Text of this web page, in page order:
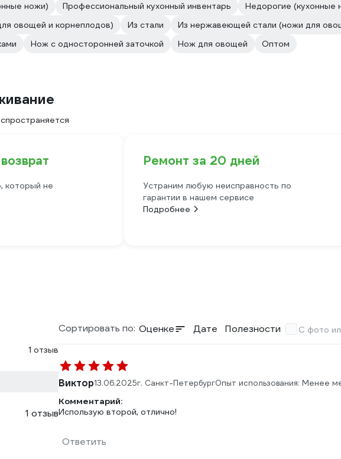
ножи)
Профессиональный кухонный инвентарь Недорогие (кухонные
овощей и корнеплодов) Из стали Из нержавеющей стали (ножи для
Нож с односторонней заточкой Нож для овощей Оптом
который не
Ремонт за 20 дней
Устраним любую неисправность по
гарантии в нашем сервисе
Подробнее
1 отзыв
1 отзыв
Сортировать по: Оценке Дате Полезности С фото
Виктор13.06.2025г. Санкт-ПетербургОпыт использования: Менее
Комментарий:
Использую второй, отлично!
Ответить